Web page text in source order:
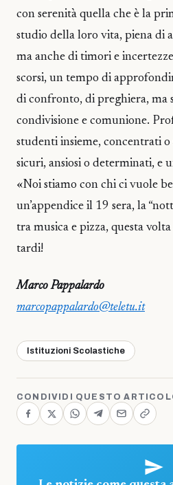
con serenità quella che è la
studio della loro vita, piena di
ma anche di timori e
scorsi, un tempo di
di confronto, di preghiera, ma
condivisione e comunione.
studenti insieme, concentrati
sicuri, ansiosi o determinati, e
«Noi stiamo con chi ci vuole
un’appendice il 19 sera, la
tra musica e pizza, questa volta
tardi!
Marco Pappalardo
marcopappalardo@teletu.it
Istituzioni Scolastiche
CONDIVIDI QUESTO